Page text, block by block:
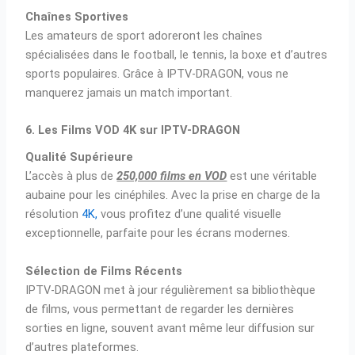
Chaînes Sportives
Les amateurs de sport adoreront les chaînes
spécialisées dans le football, le tennis, la boxe et d’autres
sports populaires. Grâce à IPTV-DRAGON, vous ne
manquerez jamais un match important.
6. Les Films VOD 4K sur IPTV-DRAGON
Qualité Supérieure
L’accès à plus de250,000 films en VOD est une véritable
aubaine pour les cinéphiles. Avec la prise en charge de la
résolution 4K, vous profitez d’une qualité visuelle
exceptionnelle, parfaite pour les écrans modernes.
Sélection de Films Récents
IPTV-DRAGON met à jour régulièrement sa bibliothèque
de films, vous permettant de regarder les dernières
sorties en ligne, souvent avant même leur diffusion sur
d’autres plateformes.